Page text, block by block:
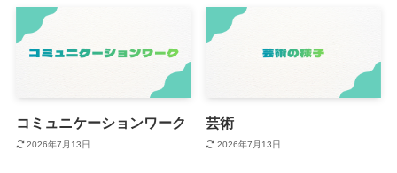
コミュニケーションワーク
2026年7月13日
芸術
2026年7月13日